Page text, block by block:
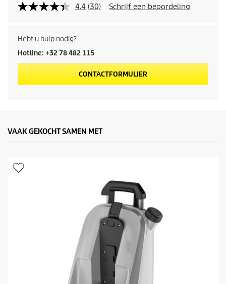
o
d
u
c
r
j
4.4 (30) Schrijf een beoordeling
Hebt u hulp nodig?
Hotline: +32 78 482 115
CONTACTFORMULIER
VAAK GEKOCHT SAMEN MET